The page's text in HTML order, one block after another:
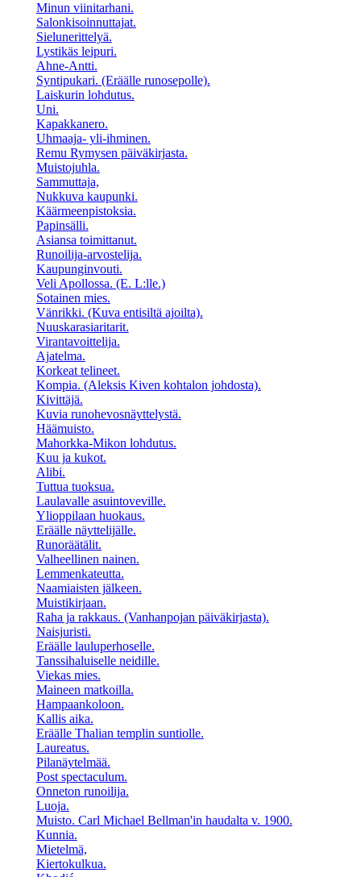
Minun viinitarhani.
Salonkisoinnuttajat.
Sielunerittelyä.
Lystikäs leipuri.
Ahne-Antti.
Syntipukari. (Eräälle runosepolle).
Laiskurin lohdutus.
Uni.
Kapakkanero.
Uhmaaja- yli-ihminen.
Remu Rymysen päiväkirjasta.
Muistojuhla.
Sammuttaja,
Nukkuva kaupunki.
Käärmeenpistoksia.
Papinsälli.
Asiansa toimittanut.
Runoilija-arvostelija.
Kaupunginvouti.
Veli Apollossa. (E. L:lle.)
Sotainen mies.
Vänrikki. (Kuva entisiltä ajoilta).
Nuuskarasiaritarit.
Virantavoittelija.
Ajatelma.
Korkeat telineet.
Kompia. (Aleksis Kiven kohtalon johdosta).
Kivittäjä.
Kuvia runohevosnäyttelystä.
Häämuisto.
Mahorkka-Mikon lohdutus.
Kuu ja kukot.
Alibi.
Tuttua tuoksua.
Laulavalle asuintoveville.
Ylioppilaan huokaus.
Eräälle näyttelijälle.
Runoräätälit.
Valheellinen nainen.
Lemmenkateutta.
Naamiaisten jälkeen.
Muistikirjaan.
Raha ja rakkaus. (Vanhanpojan päiväkirjasta).
Naisjuristi.
Eräälle lauluperhoselle.
Tanssihaluiselle neidille.
Viekas mies.
Maineen matkoilla.
Hampaankoloon.
Kallis aika.
Eräälle Thalian templin suntiolle.
Laureatus.
Pilanäytelmää.
Post spectaculum.
Onneton runoilija.
Luoja.
Muisto. Carl Michael Bellman'in haudalta v. 1900.
Kunnia.
Mietelmä,
Kiertokulkua.